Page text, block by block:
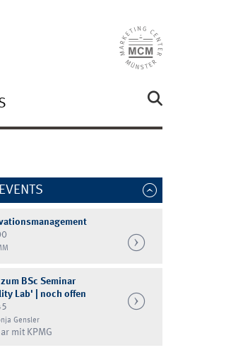
BSc Seminar
Lab' | noch offen
Gensler
mit KPMG